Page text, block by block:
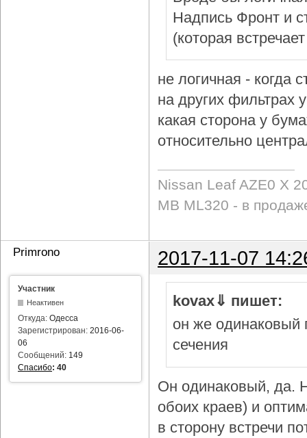
Надпись Фронт и
(которая
не логичная - когда
на других фильтрах
какая сторона у
относительно
Nissan Leaf AZE0 X
MB ML320 - в
Primrono 2017-11-07
Участник
Неактивен
Откуда: Одесса
Зарегистрирован: 2016-06-
06
Сообщений: 149
Спасибо: 40
kovax⇓ пишет:
он же одинаковый
сечения
Он одинаковый, да.
обоих краев) и
в сторону встречи